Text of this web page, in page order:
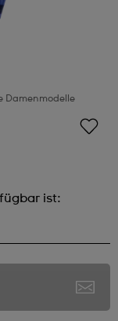
Damenmodelle
ist: